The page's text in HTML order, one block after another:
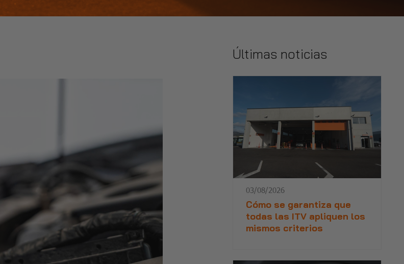
Últimas noticias
03/08/2026
Cómo se garantiza que
todas las ITV apliquen los
mismos criterios